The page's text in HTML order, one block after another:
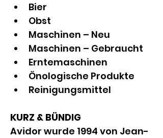
Bier
Obst
Maschinen – Neu
Maschinen – Gebraucht
Erntemaschinen
Önologische Produkte
Reinigungsmittel
KURZ & BÜNDIG
Avidor wurde 1994 von Jean-